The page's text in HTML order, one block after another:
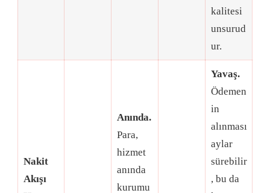
kalitesi
unsurud
ur.
Nakit
Akışı
Anında.
Para,
hizmet
anında
kurumu
Yavaş.
Ödemen
in
alınması
aylar
sürebilir
, bu da